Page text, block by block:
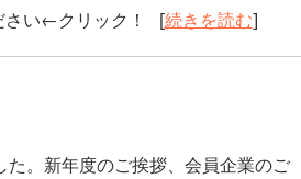
さい←クリック！ [続きを読む]
。新年度のご挨拶、会員企業のご